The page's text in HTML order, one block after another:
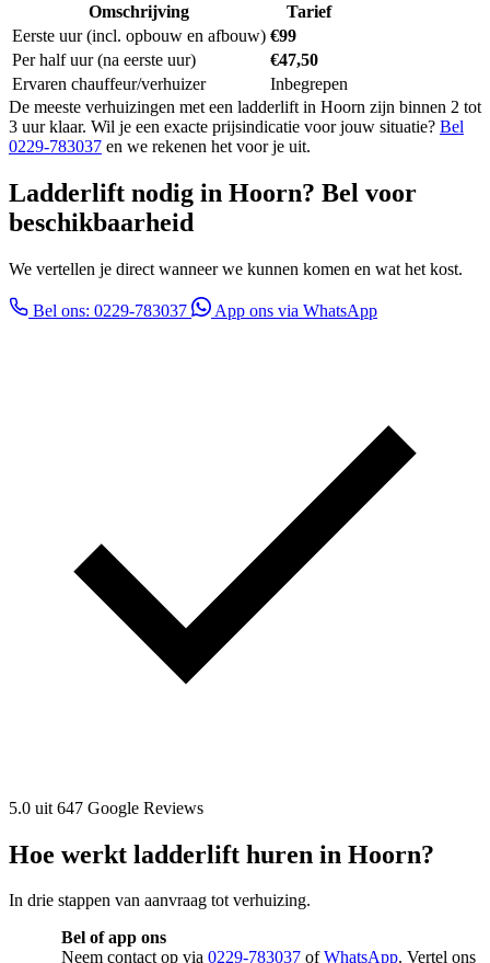
Omschrijving
Tarief
Eerste uur (incl. opbouw en afbouw) €99
Per half uur (na eerste uur)
€47,50
Ervaren chauffeur/verhuizer
Inbegrepen
De meeste verhuizingen met een ladderlift in Hoorn zijn binnen 2 tot
3 uur klaar. Wil je een exacte prijsindicatie voor jouw situatie? Bel
0229-783037 en we rekenen het voor je uit.
Ladderlift nodig in Hoorn? Bel voor
beschikbaarheid
We vertellen je direct wanneer we kunnen komen en wat het kost.
Bel ons: 0229-783037 App ons via WhatsApp
5.0 uit 647 Google Reviews
Hoe werkt ladderlift huren in Hoorn?
In drie stappen van aanvraag tot verhuizing.
Bel of app ons
Neem contact op via 0229-783037 ofWhatsApp. Vertel ons